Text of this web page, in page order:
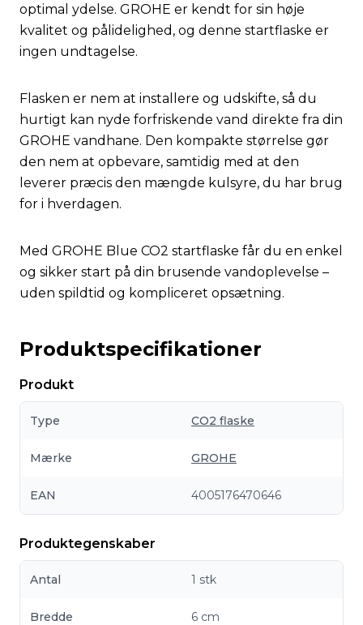
optimal ydelse. GROHE er kendt for sin høje
kvalitet og pålidelighed, og denne startflaske er
ingen undtagelse.
Flasken er nem at installere og udskifte, så du
hurtigt kan nyde forfriskende vand direkte fra din
GROHE vandhane. Den kompakte størrelse gør
den nem at opbevare, samtidig med at den
leverer præcis den mængde kulsyre, du har brug
for i hverdagen.
Med GROHE Blue CO2 startflaske får du en enkel
og sikker start på din brusende vandoplevelse –
uden spildtid og kompliceret opsætning.
Produktspecifikationer
Produkt
Type CO2 flaske
Mærke GROHE
EAN 4005176470646
Produktegenskaber
Antal 1 stk
Bredde 6 cm